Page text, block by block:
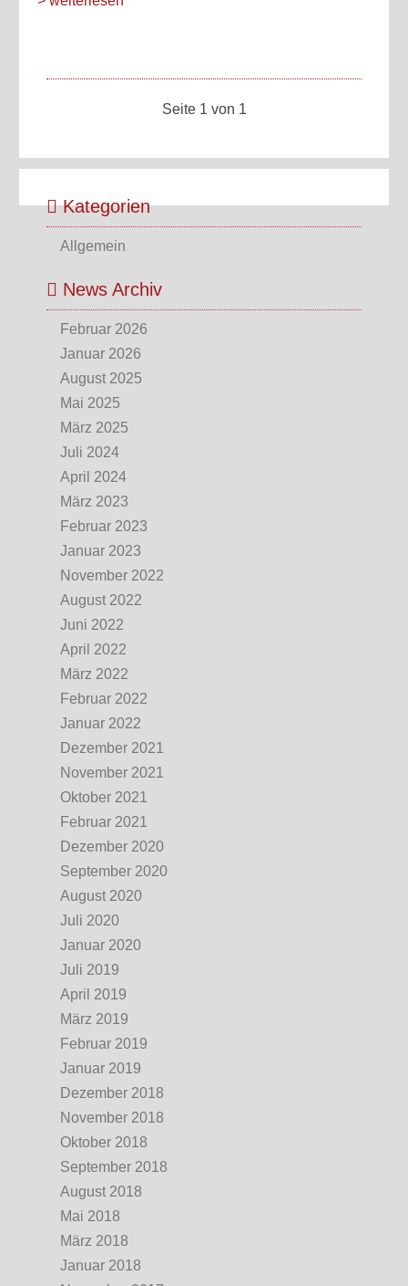
Seite 1 von 1
Kategorien
Allgemein
News Archiv
Februar 2026
Januar 2026
August 2025
Mai 2025
März 2025
Juli 2024
April 2024
März 2023
Februar 2023
Januar 2023
November 2022
August 2022
Juni 2022
April 2022
März 2022
Februar 2022
Januar 2022
Dezember 2021
November 2021
Oktober 2021
Februar 2021
Dezember 2020
September 2020
August 2020
Juli 2020
Januar 2020
Juli 2019
April 2019
März 2019
Februar 2019
Januar 2019
Dezember 2018
November 2018
Oktober 2018
September 2018
August 2018
Mai 2018
März 2018
Januar 2018